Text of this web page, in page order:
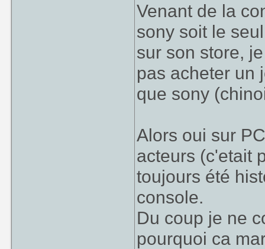
Venant de la
sony soit le
sur son store,
pas acheter un
que sony
Alors oui sur
acteurs (c'etait
toujours été
console.
Du coup je ne
pourquoi ca